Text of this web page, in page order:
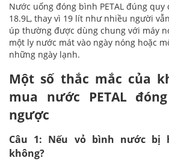
Nước uống đóng bình PETAL đúng
18.9L, thay vì 19 lít như nhiều người
úp thường được dùng chung với máy
một ly nước mát vào ngày nóng hoặc
những ngày lạnh.
Một số thắc mắc của
mua nước PETAL
ngược
Câu 1: Nếu vỏ bình nước bị
không?